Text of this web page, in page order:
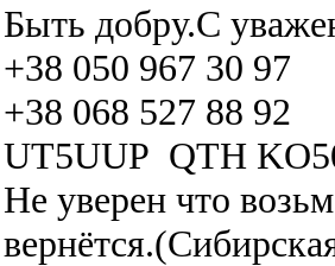
Быть добру.С
+38 050 967 30 97
+38 068 527 88 92
UT5UUP QTH
Не уверен что